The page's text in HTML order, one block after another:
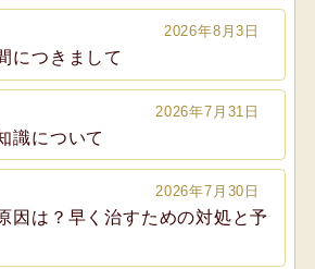
2026年8月3日
につきまして
2026年7月31日
識について
2026年7月30日
因は？早く治すための対処と予